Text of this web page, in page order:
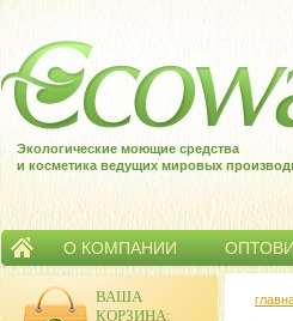
Экологические моющие средства
и косметика ведущих мировых
О КОМПАНИИ
ВАША
КОРЗИНА: